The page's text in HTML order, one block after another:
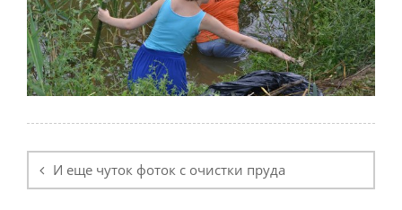
по
записям
И еще чуток фоток с очистки пруда